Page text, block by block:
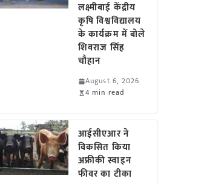
लक्ष्मीबाई केंद्रीय
कृषि विश्वविद्यालय
के कार्यक्रम में बोले
शिवराज सिंह
चौहान
August 6, 2026
4 min read
आईसीएआर ने
विकसित किया
अफ्रीकी स्वाइन
फीवर का टीका